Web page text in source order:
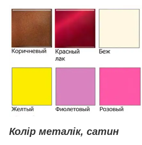
Колір металік, сатин